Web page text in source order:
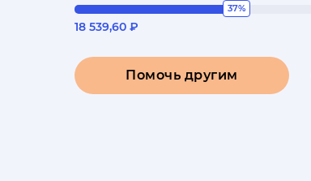
37%
18 539,60 ₽
Помочь другим